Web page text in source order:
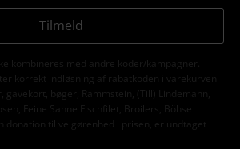
Tilmeld
kombineres med andre koder/kampagner.
korrekt indløsning af rabatkoden i varekurven
gavekort, bøger, Rammstein, (Till) Lindemann,
Feine Sahne Fischfilet, Broilers, Böhse
donation til velgørenhed i prisen, er undtaget